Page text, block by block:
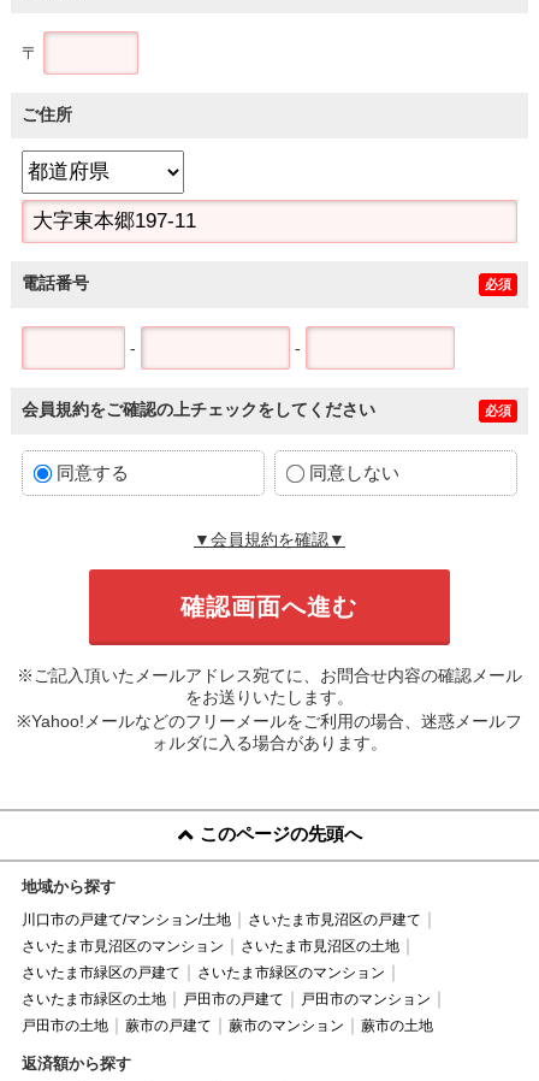
〒
ご住所
電話番号 必須
- -
会員規約をご確認の上チェックをしてください 必須
同意する 同意しない
▼会員規約を確認▼
※ご記入頂いたメールアドレス宛てに、お問合せ内容の確認メール
をお送りいたします。
※Yahoo!メールなどのフリーメールをご利用の場合、迷惑メールフ
ォルダに入る場合があります。
このページの先頭へ
地域から探す
川口市の戸建て/マンション/土地
さいたま市見沼区の戸建て
さいたま市見沼区のマンション
さいたま市見沼区の土地
さいたま市緑区の戸建て
さいたま市緑区のマンション
さいたま市緑区の土地
戸田市の戸建て
戸田市のマンション
戸田市の土地
蕨市の戸建て 蕨市のマンション 蕨市の土地
返済額から探す